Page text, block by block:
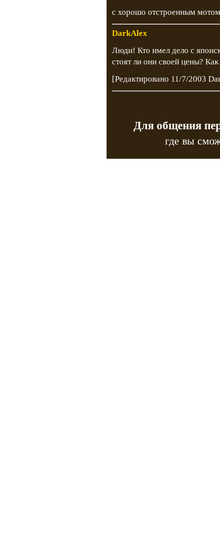
с хорошо отстроенным
DarkAlex
Люди! Кто имел дело с
стоят ли они своей цены?
[Редактировано 11/7/2003
Для общения
где вы